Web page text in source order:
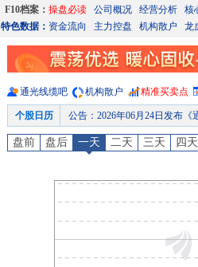
F10档案： 操盘必读 公司概况 经营分析 核
特色数据： 资金流向 主力控盘 机构散户 龙
通光线缆吧 机构散户 精准买卖点
个股日历 公告 ： 2026年06月24日发布
公告：2026年06月22日发布《通光线
股东增减持日
2026年06月22日公
高管持股：2026年06月18日公
公告：2026年06月16日发布
预约披露日：2026年半年报预
股东大会 ：于2026-08-19召开
盘前 盘后 一天 二天 三天 四天